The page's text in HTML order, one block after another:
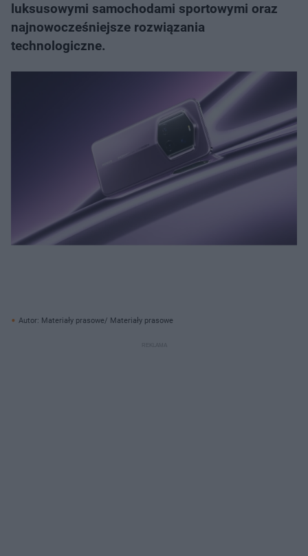
luksusowymi samochodami sportowymi oraz
najnowocześniejsze rozwiązania
technologiczne.
Autor: Materiały prasowe/ Materiały prasowe